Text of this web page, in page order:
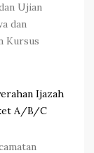
Ujian
dan
Kursus
Ijazah
A/B/C